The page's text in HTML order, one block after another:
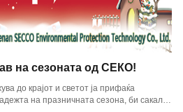
на сезоната од СЕКО!
до крајот и светот ја прифаќа
на празничната сезона, би сакал